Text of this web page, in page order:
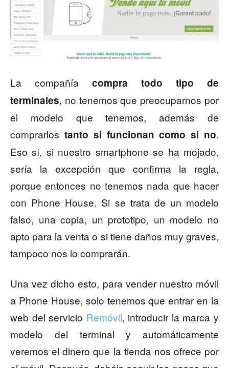
La compañía compra todo tipo de
terminales, no tenemos que preocuparnos por
el modelo que tenemos, además de
comprarlos tanto si funcionan como si no.
Eso sí, si nuestro smartphone se ha mojado,
sería la excepción que confirma la regla,
porque entonces no tenemos nada que hacer
con Phone House. Si se trata de un modelo
falso, una copia, un prototipo, un modelo no
apto para la venta o si tiene daños muy graves,
tampoco nos lo comprarán.
Una vez dicho esto, para vender nuestro móvil
a Phone House, solo tenemos que entrar en la
web del servicio Remóvil, introducir la marca y
modelo del terminal y automáticamente
veremos el dinero que la tienda nos ofrece por